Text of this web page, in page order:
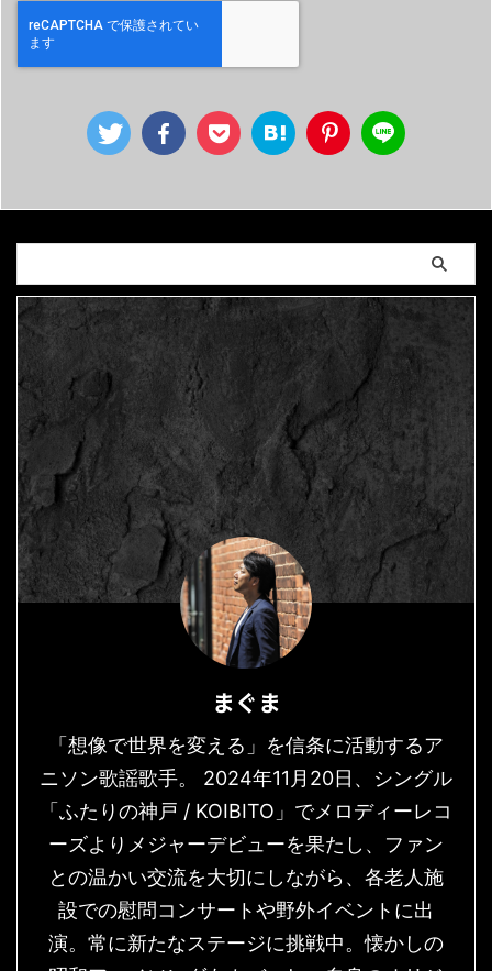
まぐま
「想像で世界を変える」を信条に活動するア
ニソン歌謡歌手。 2024年11月20日、シングル
「ふたりの神戸 / KOIBITO」でメロディーレコ
ーズよりメジャーデビューを果たし、ファン
との温かい交流を大切にしながら、各老人施
設での慰問コンサートや野外イベントに出
演。常に新たなステージに挑戦中。懐かしの